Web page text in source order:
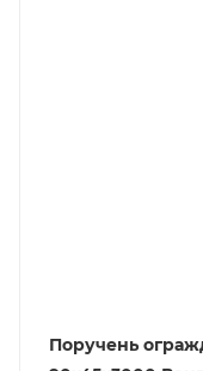
Поручень